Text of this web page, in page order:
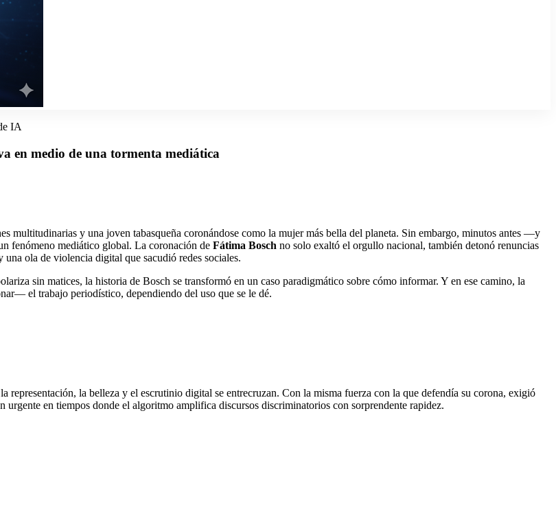
IA
en medio de una tormenta mediática
multitudinarias y una joven tabasqueña coronándose como la mujer más bella del planeta. Sin embargo, minutos antes —y
fenómeno mediático global. La coronación de Fátima Bosch no solo exaltó el orgullo nacional, también detonó renuncias
una ola de violencia digital que sacudió redes sociales.
sin matices, la historia de Bosch se transformó en un caso paradigmático sobre cómo informar. Y en ese camino, la
el trabajo periodístico, dependiendo del uso que se le dé.
representación, la belleza y el escrutinio digital se entrecruzan. Con la misma fuerza con la que defendía su corona, exigió
en tiempos donde el algoritmo amplifica discursos discriminatorios con sorprendente rapidez.